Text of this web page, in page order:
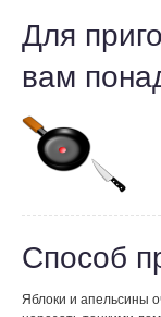
Для
вам
Способ
Яблоки и апельсины